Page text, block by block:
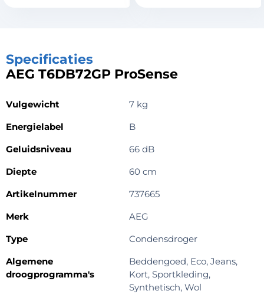
Specificaties
AEG T6DB72GP ProSense
Vulgewicht
7 kg
Energielabel
B
Geluidsniveau
66 dB
Diepte
60 cm
Artikelnummer
737665
Merk
AEG
Type
Condensdroger
Algemene
droogprogramma's
Beddengoed, Eco, Jeans,
Kort, Sportkleding,
Synthetisch, Wol